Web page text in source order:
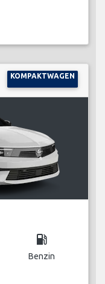
KOMPAKTWAGEN
local_gas_station
Benzin